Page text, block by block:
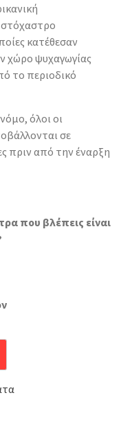
στόχαστρο
κατέθεσαν
χώρο ψυχαγωγίας
το περιοδικό
όλοι οι
σε
πριν από την έναρξη
που βλέπεις είναι